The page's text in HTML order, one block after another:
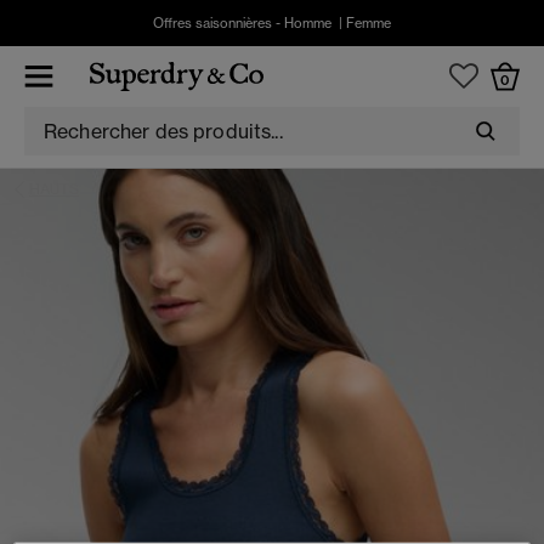
Offres saisonnières - Homme Femme
0